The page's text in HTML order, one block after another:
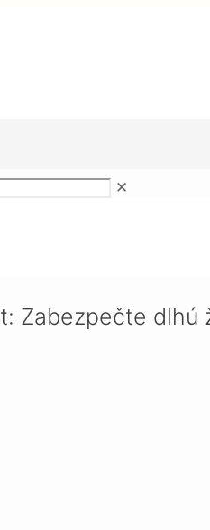
✕
Zabezpečte